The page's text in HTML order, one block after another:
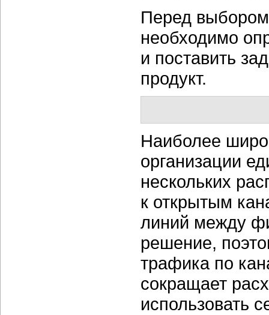
Перед
необходимо
и поставить
продукт.
Наиболее
организации
нескольких
к открытым
линий между
решение,
трафика по
сокращает
использовать